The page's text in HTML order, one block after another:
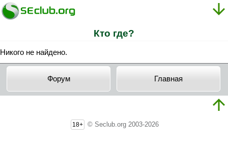
Кто где?
Никого не найдено.
Форум Главная
18+ © Seclub.org 2003-2026